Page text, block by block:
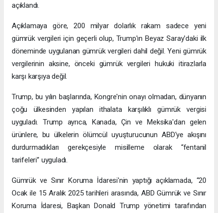
açıklandı.
Açıklamaya göre, 200 milyar dolarlık rakam sadece yeni
gümrük vergileri için geçerli olup, Trump'ın Beyaz Saray'daki ilk
döneminde uygulanan gümrük vergileri dahil değil. Yeni gümrük
vergilerinin aksine, önceki gümrük vergileri hukuki itirazlarla
karşı karşıya değil.
Trump, bu yılın başlarında, Kongre'nin onayı olmadan, dünyanın
çoğu ülkesinden yapılan ithalata karşılıklı gümrük vergisi
uyguladı. Trump ayrıca, Kanada, Çin ve Meksika'dan gelen
ürünlere, bu ülkelerin ölümcül uyuşturucunun ABD'ye akışını
durdurmadıkları gerekçesiyle misilleme olarak “fentanil
tarifeleri” uyguladı.
Gümrük ve Sınır Koruma İdaresi'nin yaptığı açıklamada, “20
Ocak ile 15 Aralık 2025 tarihleri arasında, ABD Gümrük ve Sınır
Koruma İdaresi, Başkan Donald Trump yönetimi tarafından